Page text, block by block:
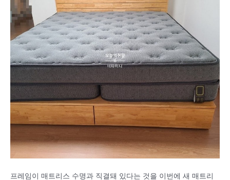
프레임이 매트리스 수명과 직결돼 있다는 것을 이번에 새 매트리